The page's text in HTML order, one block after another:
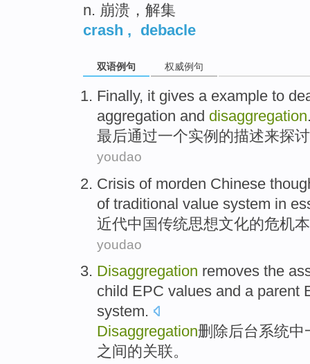
n. 崩溃，解集
crash , debacle
双语例句 权威例句
Finally, it gives a example to
aggregation and disaggregation
最后通过一个实例 的描述来探讨
youdao
Crisis of morden Chinese
of traditional value system in
近代中国传统思想文化的危机
youdao
Disaggregation removes the
child EPC values and a parent
system.
Disaggregation删除后台系统中
之间的关联。